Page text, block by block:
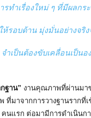
รทำเรื่องใหม่ ๆ ที่มีผลก
รอบด้าน มุ่งมั่นอย่างจริง
จำเป็นต้องขับเคลื่อนเป็นอ
ฐาน” งานคุณภาพที่ผ่านมา
มาจากการวางฐานราก
นแรก ต่อมามีการดำเนิน